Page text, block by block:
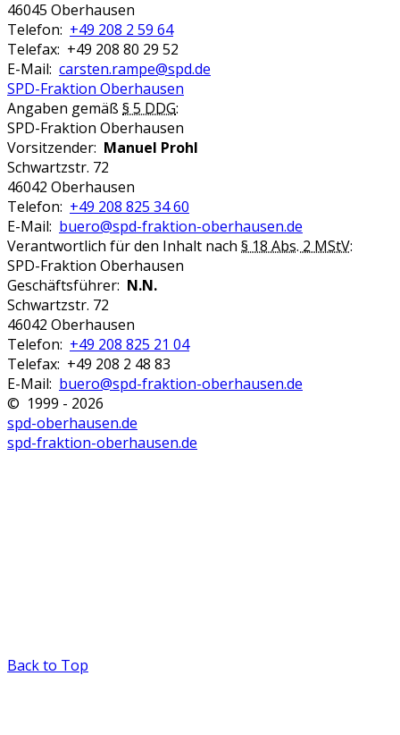
46045 Oberhausen
Telefon: +49 208 2 59 64
Telefax: +49 208 80 29 52
E-Mail: carsten.rampe@spd.de
SPD-Fraktion Oberhausen
Angaben gemäß § 5 DDG:
SPD-Fraktion Oberhausen
Vorsitzender: Manuel Prohl
Schwartzstr. 72
46042 Oberhausen
Telefon: +49 208 825 34 60
E-Mail: buero@spd-fraktion-oberhausen.de
Verantwortlich für den Inhalt nach § 18 Abs. 2 MStV:
SPD-Fraktion Oberhausen
Geschäftsführer: N.N.
Schwartzstr. 72
46042 Oberhausen
Telefon: +49 208 825 21 04
Telefax: +49 208 2 48 83
E-Mail: buero@spd-fraktion-oberhausen.de
© 1999 - 2026
spd-oberhausen.de
spd-fraktion-oberhausen.de
Back to Top